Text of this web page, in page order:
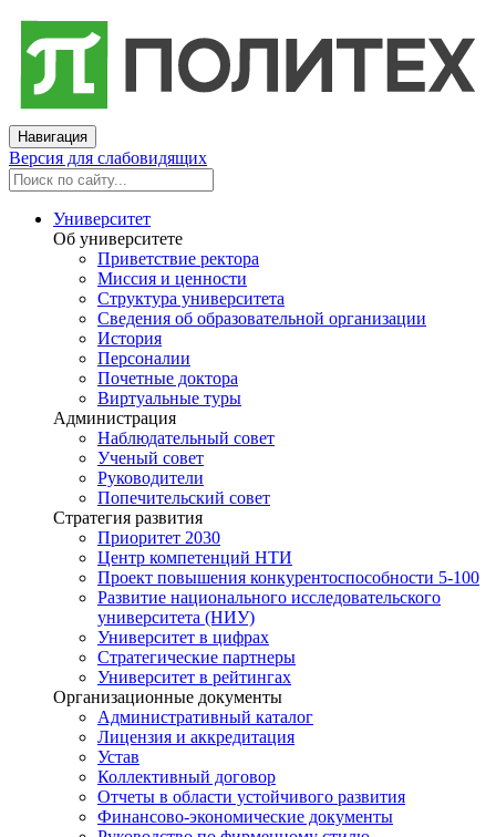
Навигация
Версия для слабовидящих
Университет
Об университете
Приветствие ректора
Миссия и ценности
Структура университета
Сведения об образовательной организации
История
Персоналии
Почетные доктора
Виртуальные туры
Администрация
Наблюдательный совет
Ученый совет
Руководители
Попечительский совет
Стратегия развития
Приоритет 2030
Центр компетенций НТИ
Проект повышения конкурентоспособности 5-100
Развитие национального исследовательского
университета (НИУ)
Университет в цифрах
Стратегические партнеры
Университет в рейтингах
Организационные документы
Административный каталог
Лицензия и аккредитация
Устав
Коллективный договор
Отчеты в области устойчивого развития
Финансово-экономические документы